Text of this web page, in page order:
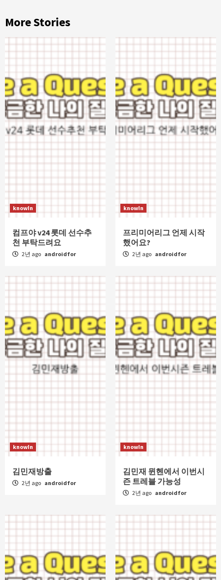
More Stories
knowIn
컴프야 v24 롯데 선수추
천 부탁드려요
2년 ago androidfor
knowIn
프리미어리그 언제 시작
했어요?
2년 ago androidfor
knowIn
김민재방출
2년 ago androidfor
knowIn
김민재 뮌헨에서 이번시
즌 트레블 가능성
2년 ago androidfor